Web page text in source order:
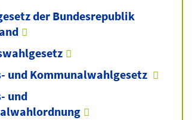
der Bundesrepublik
und Kommunalwahlgesetz
und